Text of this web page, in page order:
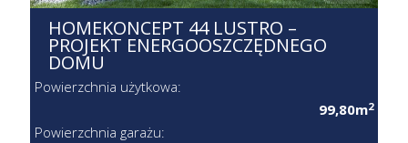
HOMEKONCEPT 44 LUSTRO –
PROJEKT ENERGOOSZCZĘDNEGO
DOMU
Powierzchnia użytkowa:
99,80m2
Powierzchnia garażu: